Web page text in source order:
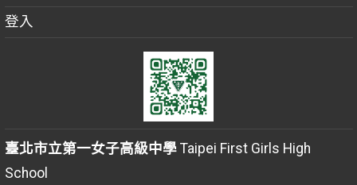
登入
臺北市立第一女子高級中學Taipei First Girls High
School